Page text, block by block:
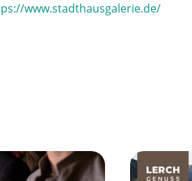
www.stadthausgalerie.de/